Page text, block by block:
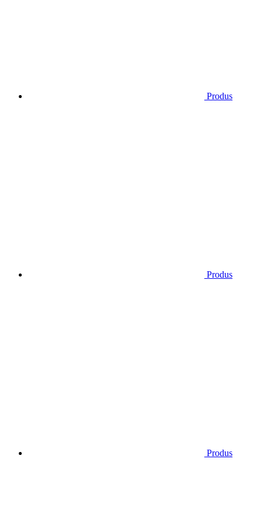
Produs
Produs
Produs